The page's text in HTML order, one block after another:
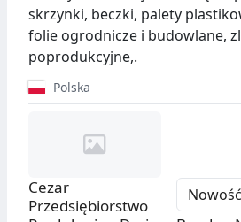
skrzynki, beczki, palety
folie ogrodnicze i budowlane,
poprodukcyjne,.
Polska
Nowość
Cezar
Przedsiębiorstwo